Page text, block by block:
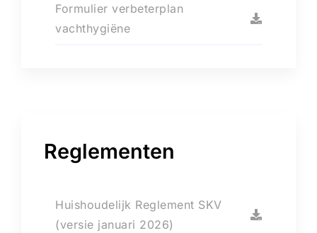
Formulier verbeterplan
vachthygiëne
Reglementen
Huishoudelijk Reglement SKV
(versie januari 2026)